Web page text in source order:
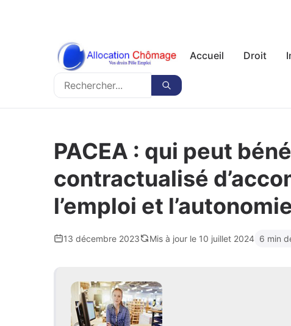
Accueil Droit
Rechercher Rechercher
PACEA : qui peut
contractualisé
l’emploi et
13 décembre 2023 Mis à jour le 10 juillet 2024 6 min